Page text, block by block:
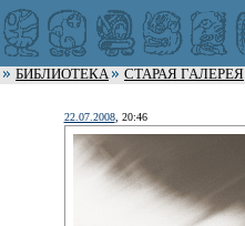
БИБЛИОТЕКА
СТАРАЯ ГАЛЕРЕЯ
22.07.2008, 20:46